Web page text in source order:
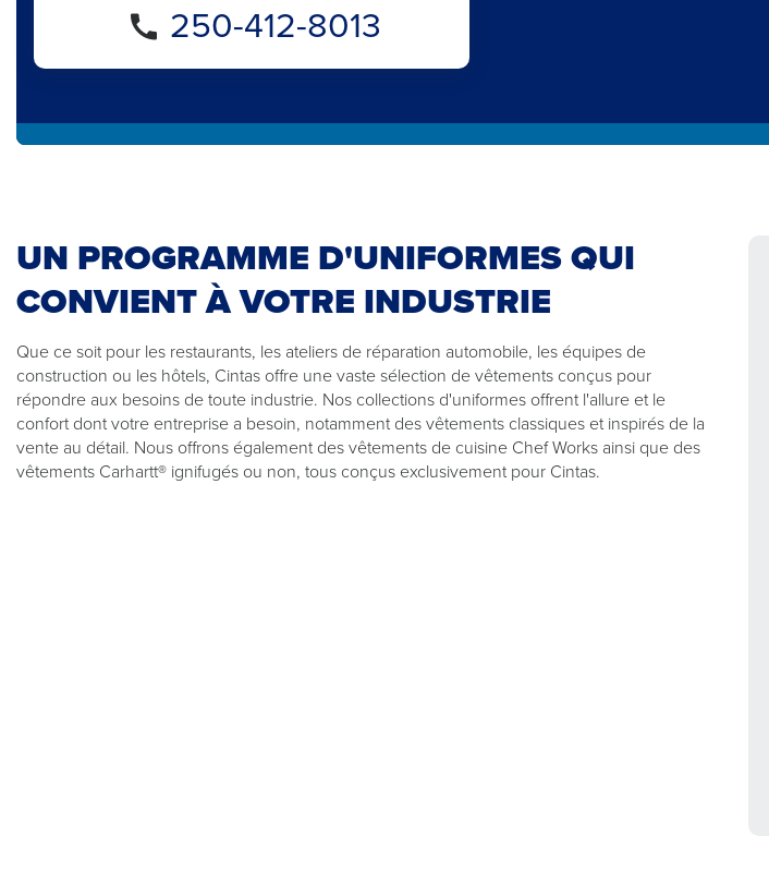
250-412-8013
UN PROGRAMME D'UNIFORMES QUI
CONVIENT À VOTRE INDUSTRIE
Que ce soit pour les restaurants, les ateliers de réparation automobile, les équipes de
construction ou les hôtels, Cintas offre une vaste sélection de vêtements conçus pour
répondre aux besoins de toute industrie. Nos collections d'uniformes offrent l'allure et le
confort dont votre entreprise a besoin, notamment des vêtements classiques et inspirés de la
vente au détail. Nous offrons également des vêtements de cuisine Chef Works ainsi que des
vêtements Carhartt® ignifugés ou non, tous conçus exclusivement pour Cintas.